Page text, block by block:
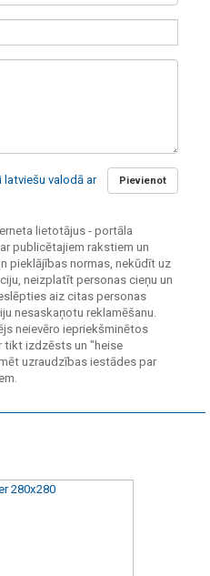
Pievienot
valodā ar
lietotājus - portāla
publicētajiem rakstiem un
pieklājības normas, nekūdīt uz
neizplatīt personas cieņu un
aiz citas personas
nesaskaņotu reklamēšanu.
neievēro iepriekšminētos
tikt izdzēsts un "heise
uzraudzības iestādes par